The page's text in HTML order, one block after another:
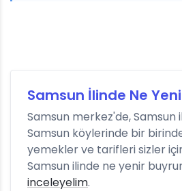
Samsun İlinde Ne
Samsun merkez'de, Samsun
Samsun köylerinde bir
yemekler ve tarifleri sizler
Samsun ilinde ne yenir
inceleyelim.